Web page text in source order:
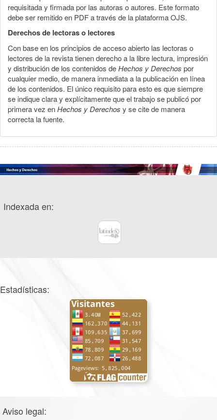
requisitada y firmada por las autoras o autores. Este formato
debe ser remitido en PDF a través de la plataforma OJS.
Derechos de lectoras o lectores
Con base en los principios de acceso abierto las lectoras o
lectores de la revista tienen derecho a la libre lectura, impresión
y distribución de los contenidos deHechos y Derechos por
cualquier medio, de manera inmediata a la publicación en línea
de los contenidos. El único requisito para esto es que siempre
se indique clara y explícitamente que el trabajo se publicó por
primera vez enHechos y Derechos y se cite de manera
correcta la fuente.
Indexada en:
Estadísticas:
Aviso legal: